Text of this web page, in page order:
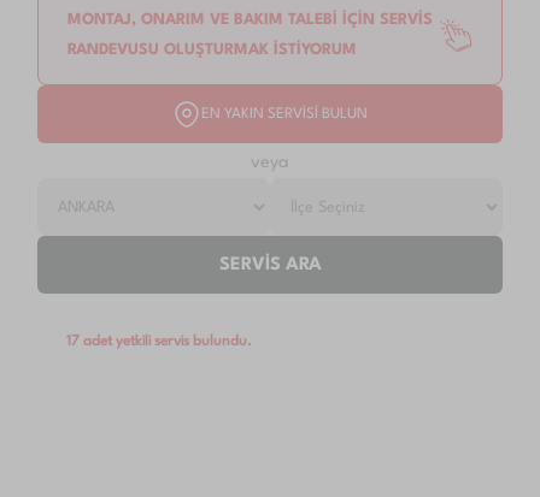
MONTAJ, ONARIM VE BAKIM TALEBİ İÇİN SERVİS
RANDEVUSU OLUŞTURMAK İSTİYORUM
EN YAKIN SERVİSİ BULUN
veya
SERVİS ARA
17 adet yetkili servis bulundu.